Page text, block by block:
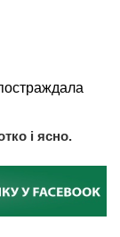
і ясно.